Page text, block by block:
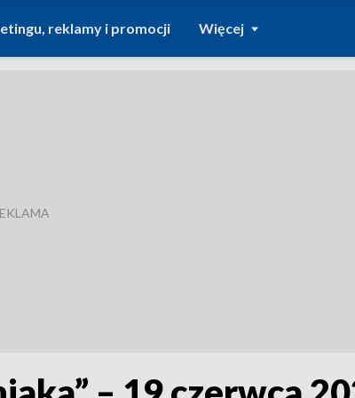
reklamy i promocji Więcej